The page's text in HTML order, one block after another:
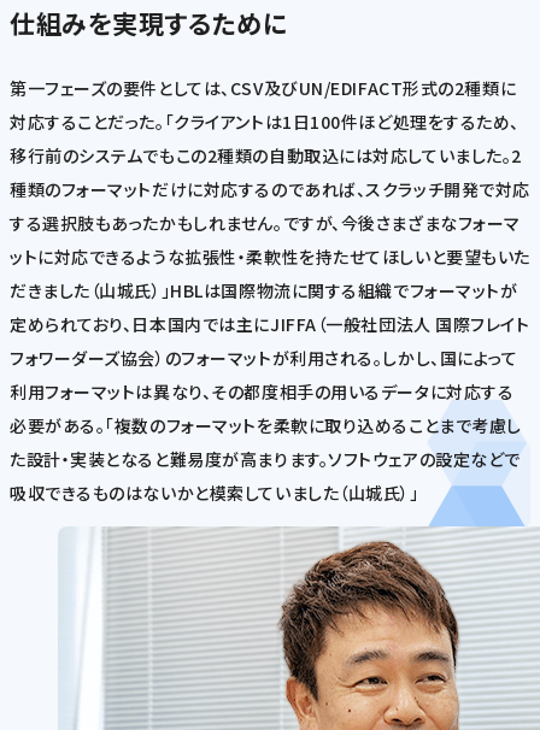
仕組みを実現するために
第一フェーズの要件としては、CSV及びUN/EDIFACT形式の2種類に
対応することだった。「クライアントは1日100件ほど処理をするため、
移行前のシステムでもこの2種類の自動取込には対応していました。2
種類のフォーマットだけに対応するのであれば、スクラッチ開発で対応
する選択肢もあったかもしれません。ですが、今後さまざまなフォーマ
ットに対応できるような拡張性・柔軟性を持たせてほしいと要望もいた
だきました（山城氏）」HBLは国際物流に関する組織でフォーマットが
定められており、日本国内では主にJIFFA（一般社団法人 国際フレイト
フォワーダーズ協会）のフォーマットが利用される。しかし、国によって
利用フォーマットは異なり、その都度相手の用いるデータに対応する
必要がある。「複数のフォーマットを柔軟に取り込めることまで考慮し
た設計・実装となると難易度が高まります。ソフトウェアの設定などで
吸収できるものはないかと模索していました（山城氏）」